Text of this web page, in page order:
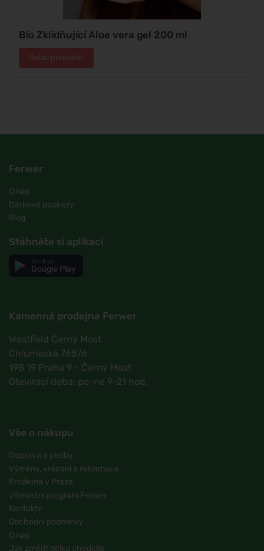
Bio Zklidňující Aloe vera gel 200 ml
Detail produktu
Ferwer
O nás
Dárkové poukazy
Blog
Stáhněte si aplikaci
Google Play
Kamenná prodejna Ferwer
Westfield Černý Most
Chlumecká 765/6
198 19 Praha 9 - Černý Most
Otevírací doba: po-ne 9-21 hod.
Vše o nákupu
Doprava a platby
Výměny, vrácení a reklamace
Prodejna v Praze
Věrnostní program Ferwer
Kontakty
Obchodní podmínky
O nás
Jak změřit délku chodidla